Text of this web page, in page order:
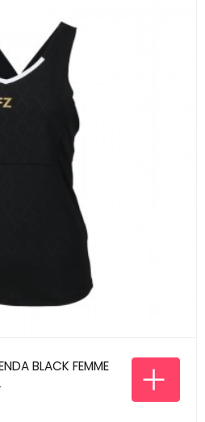
BLACK FEMME